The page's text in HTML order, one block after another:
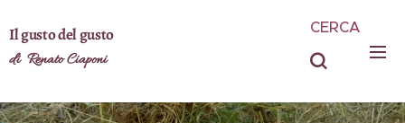
Il gusto del gusto
di Renato Ciaponi
CERCA